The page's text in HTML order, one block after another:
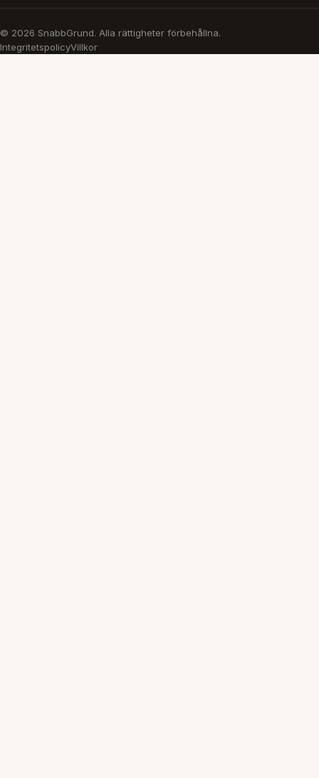
© 2026 SnabbGrund. Alla rättigheter förbehållna.
IntegritetspolicyVillkor